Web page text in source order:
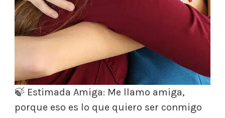
🍃 Estimada Amiga: Me llamo amiga,
porque eso es lo que quiero ser conmigo